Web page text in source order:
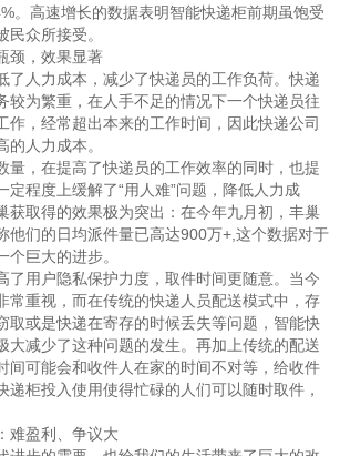
。高速增长的数据表明智能快递柜前期虽饱受
众所接受。
颈，效果显著
了人力成本，减少了快递员的工作负荷。快递
较为繁重，在人手不足的情况下一个快递员往
作，经常超出本来的工作时间，因此快递公司
的人力成本。
量，在提高了快递员的工作效率的同时，也提
定程度上缓解了“用人难”问题，降低人力成
获取得的效果极为突出：在今年九月初，丰巢
他们的日均派件量已高达900万+,这个数据对于
巨大的进步。
了用户隐私保护力度，取件时间更随意。当今
常重视，而在传统的快递人员配送模式中，存
取或是快递在寄存的时候丢失等问题，智能快
大减少了这种问题的发生。再加上传统的配送
间可能会和收件人在家的时间不对等，给收件
递柜投入使用使得忙碌的人们可以随时取件，
难盈利、争议大